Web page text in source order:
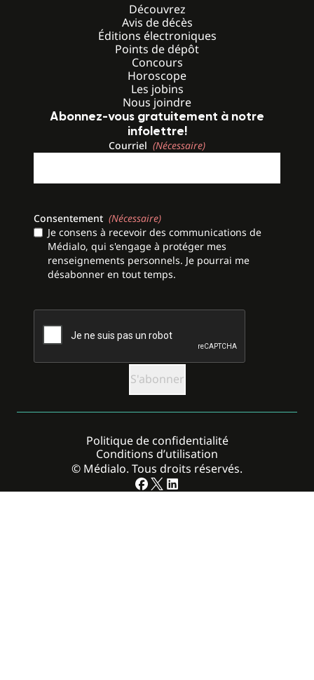
Découvrez
Avis de décès
Éditions électroniques
Points de dépôt
Concours
Horoscope
Les jobins
Nous joindre
Abonnez-vous gratuitement à notre
infolettre!
Courriel (Nécessaire)
Consentement (Nécessaire)
Je consens à recevoir des communications de
Médialo, qui s'engage à protéger mes
renseignements personnels. Je pourrai me
désabonner en tout temps.
CAPTCHA
© Médialo. Tous droits réservés.
Politique de confidentialité
Conditions d’utilisation